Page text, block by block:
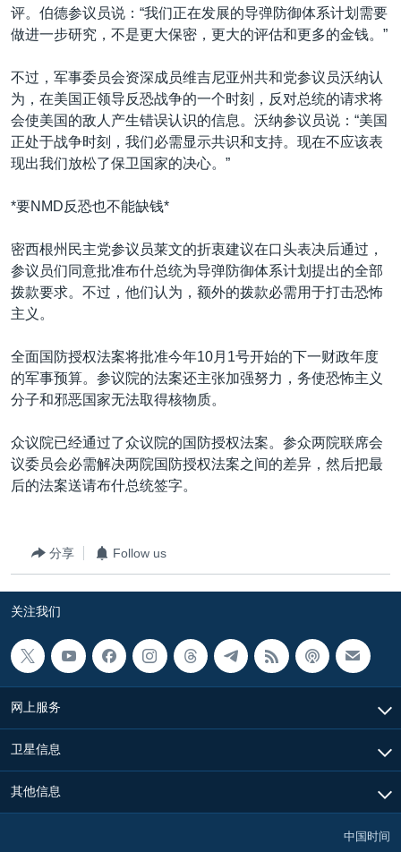
GEN Z 看美国
评。伯德参议员说：“我们正在发展的导弹防御体系计划需要
做进一步研究，不是更大保密，更大的评估和更多的金钱。”
不过，军事委员会资深成员维吉尼亚州共和党参议员沃纳认
为，在美国正领导反恐战争的一个时刻，反对总统的请求将
会使美国的敌人产生错误认识的信息。沃纳参议员说：“美国
正处于战争时刻，我们必需显示共识和支持。现在不应该表
现出我们放松了保卫国家的决心。”
*要NMD反恐也不能缺钱*
密西根州民主党参议员莱文的折衷建议在口头表决后通过，
参议员们同意批准布什总统为导弹防御体系计划提出的全部
拨款要求。不过，他们认为，额外的拨款必需用于打击恐怖
主义。
全面国防授权法案将批准今年10月1号开始的下一财政年度
的军事预算。参议院的法案还主张加强努力，务使恐怖主义
分子和邪恶国家无法取得核物质。
众议院已经通过了众议院的国防授权法案。参众两院联席会
议委员会必需解决两院国防授权法案之间的差异，然后把最
后的法案送请布什总统签字。
分享 Follow us
关注我们
网上服务
卫星信息
其他信息
中国时间